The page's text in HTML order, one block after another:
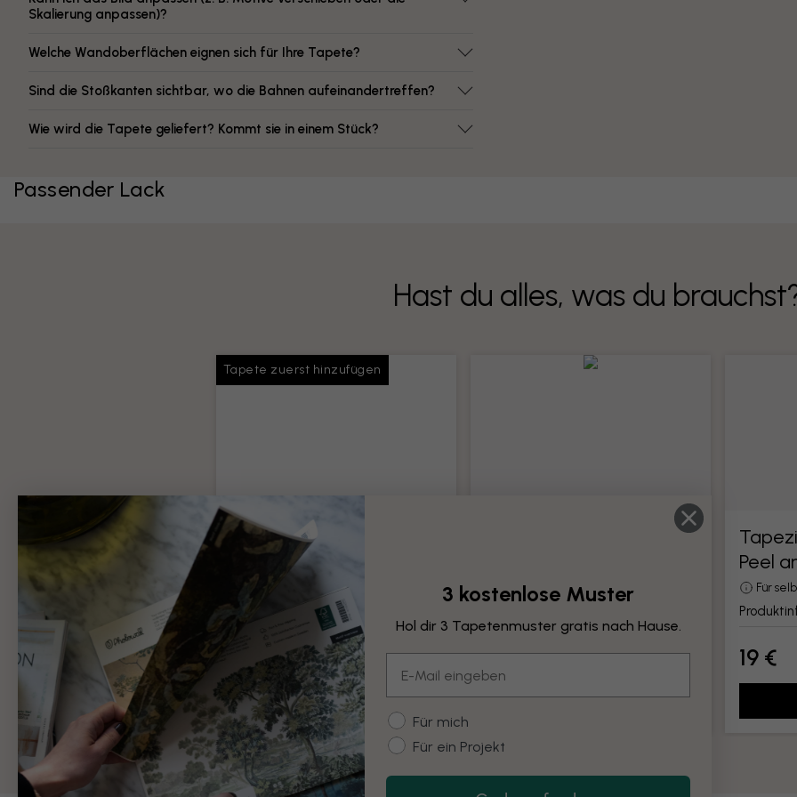
Skalierung anpassen)?
Welche Wandoberflächen eignen sich für Ihre Tapete?
Sind die Stoßkanten sichtbar, wo die Bahnen aufeinandertreffen?
Wie wird die Tapete geliefert? Kommt sie in einem Stück?
Passender Lack
Hast du alles, was du
Tapete zuerst hinzufügen
Tapeten-Kleister
Ausreichend Klebstoff für Ihre
gesamte Bestellung
Produktinformationen
9 €
Hinzufügen
Produktinformationen
19 €
Hinzufügen
Peel
Für
19 €
3 kostenlose Muster
Hol dir 3 Tapetenmuster gratis nach Hause.
Customer type
Für mich
Für ein Projekt